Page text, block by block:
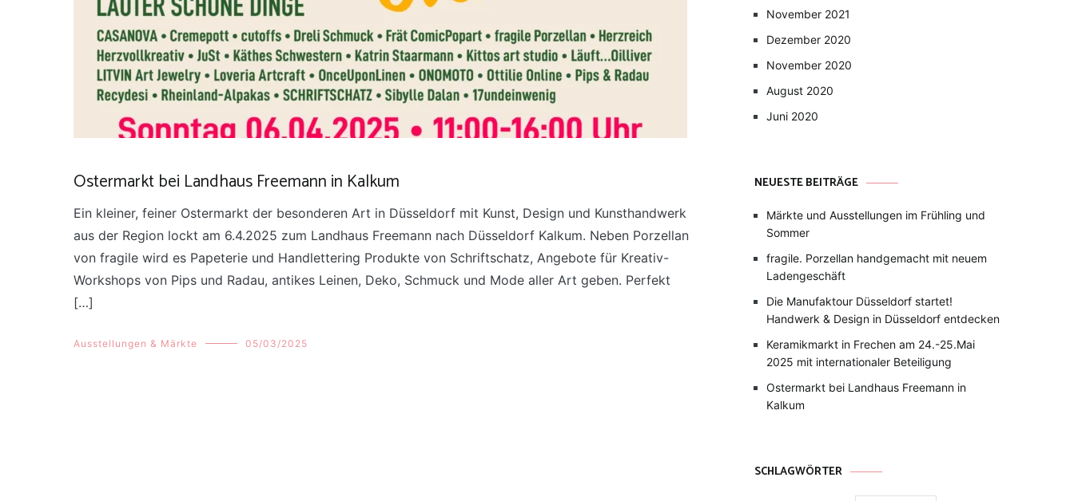
Ostermarkt bei Landhaus Freemann in Kalkum
Ein kleiner, feiner Ostermarkt der besonderen Art in Düsseldorf mit Kunst, Design und Kunsthandwerk
aus der Region lockt am 6.4.2025 zum Landhaus Freemann nach Düsseldorf Kalkum. Neben Porzellan
von fragile wird es Papeterie und Handlettering Produkte von Schriftschatz, Angebote für Kreativ-
Workshops von Pips und Radau, antikes Leinen, Deko, Schmuck und Mode aller Art geben. Perfekt
[…]
Ausstellungen & Märkte 05/03/2025
November 2021
Dezember 2020
November 2020
August 2020
Juni 2020
NEUESTE BEITRÄGE
Märkte und Ausstellungen im Frühling und
Sommer
fragile. Porzellan handgemacht mit neuem
Ladengeschäft
Die Manufaktour Düsseldorf startet!
Handwerk & Design in Düsseldorf entdecken
Keramikmarkt in Frechen am 24.-25.Mai
2025 mit internationaler Beteiligung
Ostermarkt bei Landhaus Freemann in
Kalkum
SCHLAGWÖRTER